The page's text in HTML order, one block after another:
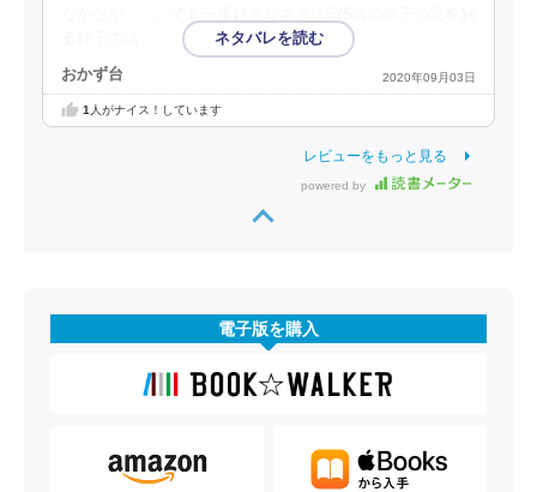
おかず台 2020年09月03日
1 人がナイス！しています
レビューをもっと見る
powered by
電子版を購入